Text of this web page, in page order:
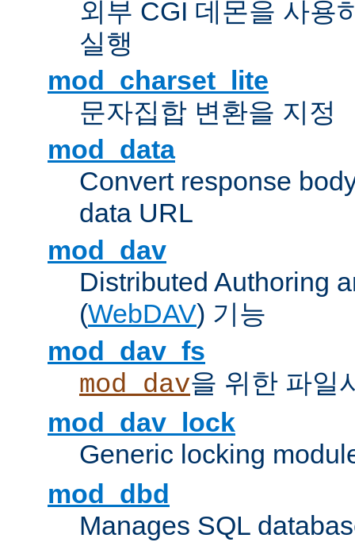
외부 CGI 데몬을 사용
실행
mod_charset_lite
문자집합 변환을 지정
mod_data
Convert response
data URL
mod_dav
Distributed Authoring
(WebDAV) 기능
mod_dav_fs
mod_dav을 위한 파일
mod_dav_lock
Generic locking
mod_dbd
Manages SQL